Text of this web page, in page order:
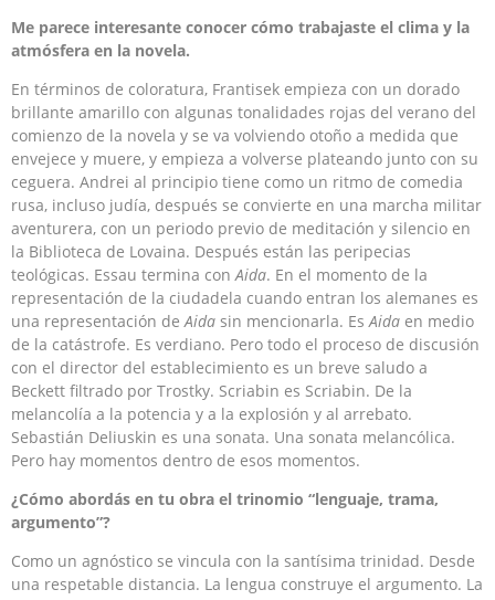
Me parece interesante conocer cómo trabajaste el clima y la
atmósfera en la novela.
En términos de coloratura, Frantisek empieza con un dorado
brillante amarillo con algunas tonalidades rojas del verano del
comienzo de la novela y se va volviendo otoño a medida que
envejece y muere, y empieza a volverse plateando junto con su
ceguera. Andrei al principio tiene como un ritmo de comedia
rusa, incluso judía, después se convierte en una marcha militar
aventurera, con un periodo previo de meditación y silencio en
la Biblioteca de Lovaina. Después están las peripecias
teológicas. Essau termina conAida. En el momento de la
representación de la ciudadela cuando entran los alemanes es
una representación deAida sin mencionarla. Es Aida en medio
de la catástrofe. Es verdiano. Pero todo el proceso de discusión
con el director del establecimiento es un breve saludo a
Beckett filtrado por Trostky. Scriabin es Scriabin. De la
melancolía a la potencia y a la explosión y al arrebato.
Sebastián Deliuskin es una sonata. Una sonata melancólica.
Pero hay momentos dentro de esos momentos.
¿Cómo abordás en tu obra el trinomio “lenguaje, trama,
argumento”?
Como un agnóstico se vincula con la santísima trinidad. Desde
una respetable distancia. La lengua construye el argumento. La